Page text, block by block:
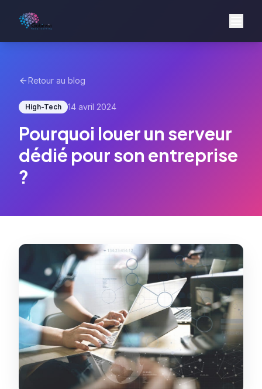
Retour au blog
High-Tech 14 avril 2024
Pourquoi louer un serveur
dédié pour son entreprise
?